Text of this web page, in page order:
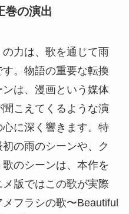
巻の演出
力は、歌を通じて雨
。物語の重要な転換
は、漫画という媒体
こえてくるような演
に深く響きます。特
の雨のシーンや、ク
のシーンは、本作を
版ではこの歌が実際
フラシの歌〜Beautiful